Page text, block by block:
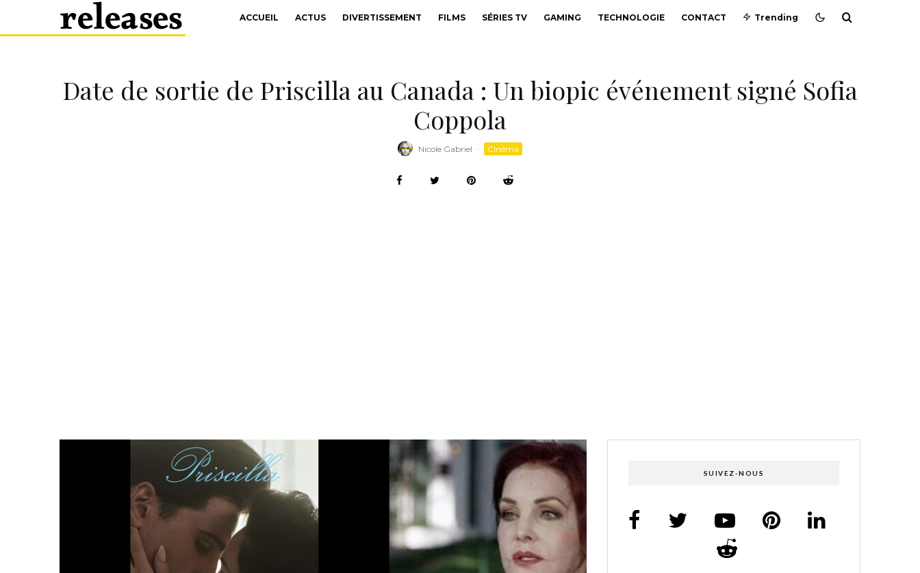
ACCUEIL ACTUS DIVERTISSEMENT FILMS SÉRIES TV GAMING TECHNOLOGIE CONTACT Trending
Date de sortie de Priscilla au Canada : Un biopic événement signé Sofia
Coppola
Nicole Gabriel · Cinéma
SUIVEZ-NOUS